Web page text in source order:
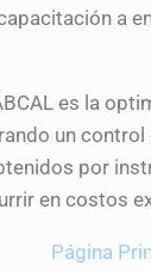
a
es la
un
por
en costos
Página